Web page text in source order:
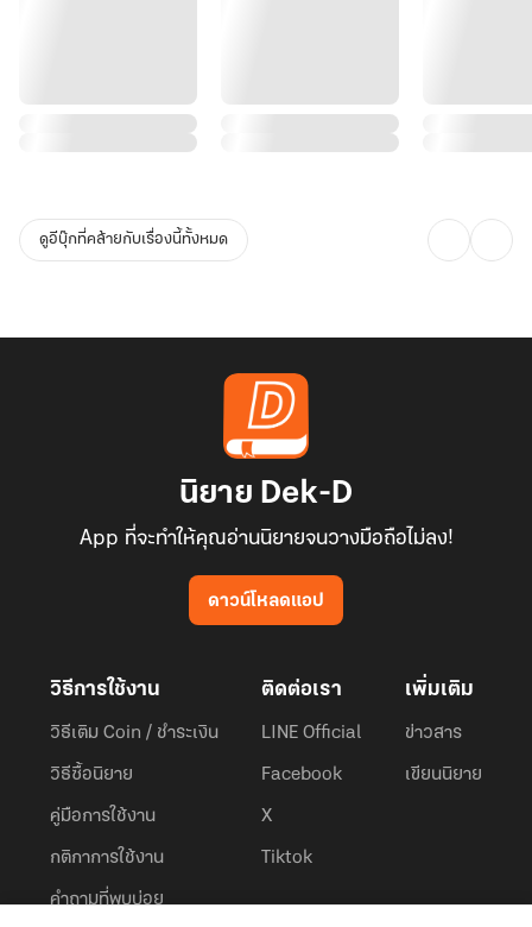
ดูอีบุ๊กที่คล้ายกับเรื่องนี้ทั้งหมด
นิยาย Dek-D
App ที่จะทำให้คุณอ่านนิยายจนวางมือถือไม่ลง!
ดาวน์โหลดแอป
วิธีการใช้งาน
วิธีเติม Coin / ชำระเงิน
วิธีซื้อนิยาย
คู่มือการใช้งาน
กติกาการใช้งาน
คำถามที่พบบ่อย
ติดต่อเรา
LINE Official
Facebook
X
Tiktok
เพิ่มเติม
ข่าวสาร
เขียนนิยาย